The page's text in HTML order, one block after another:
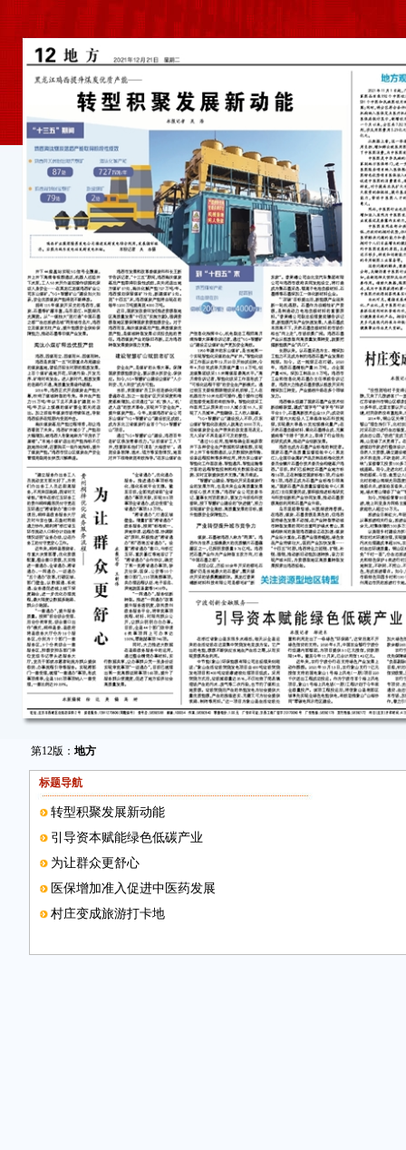
第12版： 地方
标题导航
转型积聚发展新动能
引导资本赋能绿色低碳产业
为让群众更舒心
医保增加准入促进中医药发展
村庄变成旅游打卡地